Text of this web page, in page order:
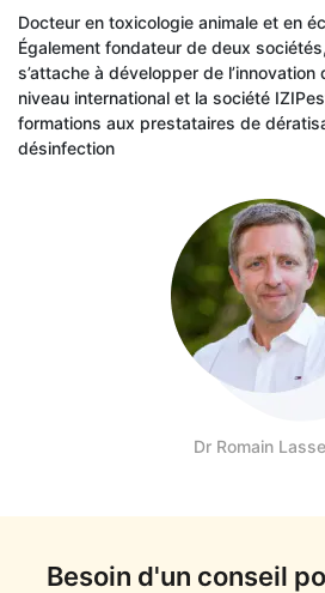
Docteur en toxicologie animale et en
Également fondateur de deux
s’attache à développer de
niveau international et la société
formations aux prestataires de
désinfection
Dr Romain
Besoin d'un conseil